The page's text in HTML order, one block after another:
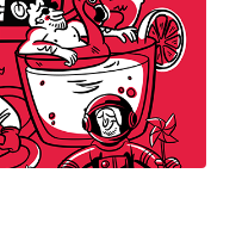
119 696